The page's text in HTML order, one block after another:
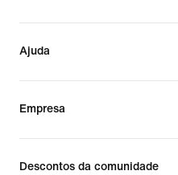
Ajuda
Empresa
Descontos da comunidade